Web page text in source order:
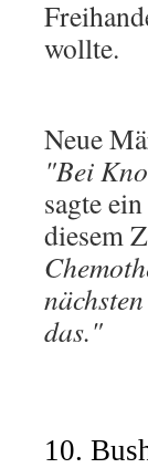
wollte.
Neue
"Bei
sagte
diesem
das."
10.